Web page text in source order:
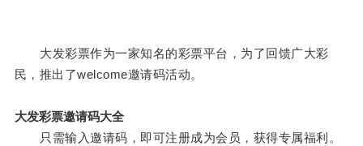
大发彩票作为一家知名的彩票平台，为了回馈广大彩
民，推出了welcome邀请码活动。
大发彩票邀请码大全
只需输入邀请码，即可注册成为会员，获得专属福利。